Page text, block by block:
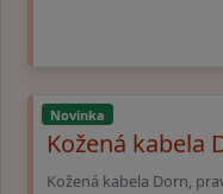
Novinka
Kožená kabela
Kožená kabela Dorn,